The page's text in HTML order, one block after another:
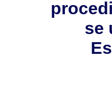
se